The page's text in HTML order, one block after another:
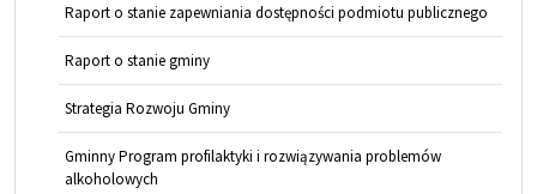
Raport o stanie zapewniania dostępności podmiotu publicznego
Raport o stanie gminy
Strategia Rozwoju Gminy
Gminny Program profilaktyki i rozwiązywania problemów
alkoholowych